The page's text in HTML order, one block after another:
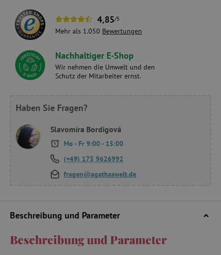
4,85/5
Mehr als 1.050 Bewertungen
Nachhaltiger E-Shop
Wir nehmen die Umwelt und den
Schutz der Mitarbeiter ernst.
Haben Sie Fragen?
Slavomíra Bordigová
Mo - Fr 9:00 - 15:00
(+49) 175 9626992
fragen@agathaswelt.de
Beschreibung und Parameter
Beschreibung und Parameter